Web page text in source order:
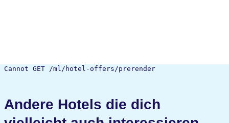
Cannot GET /ml/hotel-offers/prerender
Andere Hotels die dich